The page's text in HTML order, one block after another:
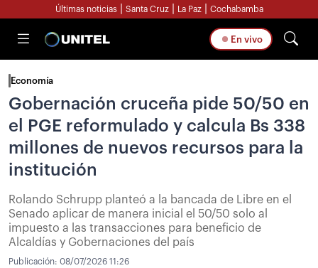
Últimas noticias Santa Cruz La Paz Cochabamba
En vivo
Economía
Gobernación cruceña pide 50/50 en
el PGE reformulado y calcula Bs 338
millones de nuevos recursos para la
institución
Rolando Schrupp planteó a la bancada de Libre en el
Senado aplicar de manera inicial el 50/50 solo al
impuesto a las transacciones para beneficio de
Alcaldías y Gobernaciones del país
Publicación: 08/07/2026 11:26